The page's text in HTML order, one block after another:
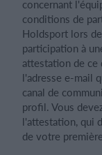
concernant
conditions de
Holdsport lors
participation à
attestation de
l'adresse e-mail
canal de
profil. Vous
l'attestation, qui
de votre